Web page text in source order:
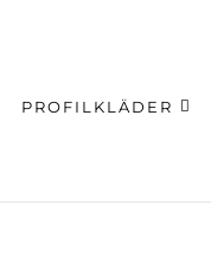
PROFILKLÄDER